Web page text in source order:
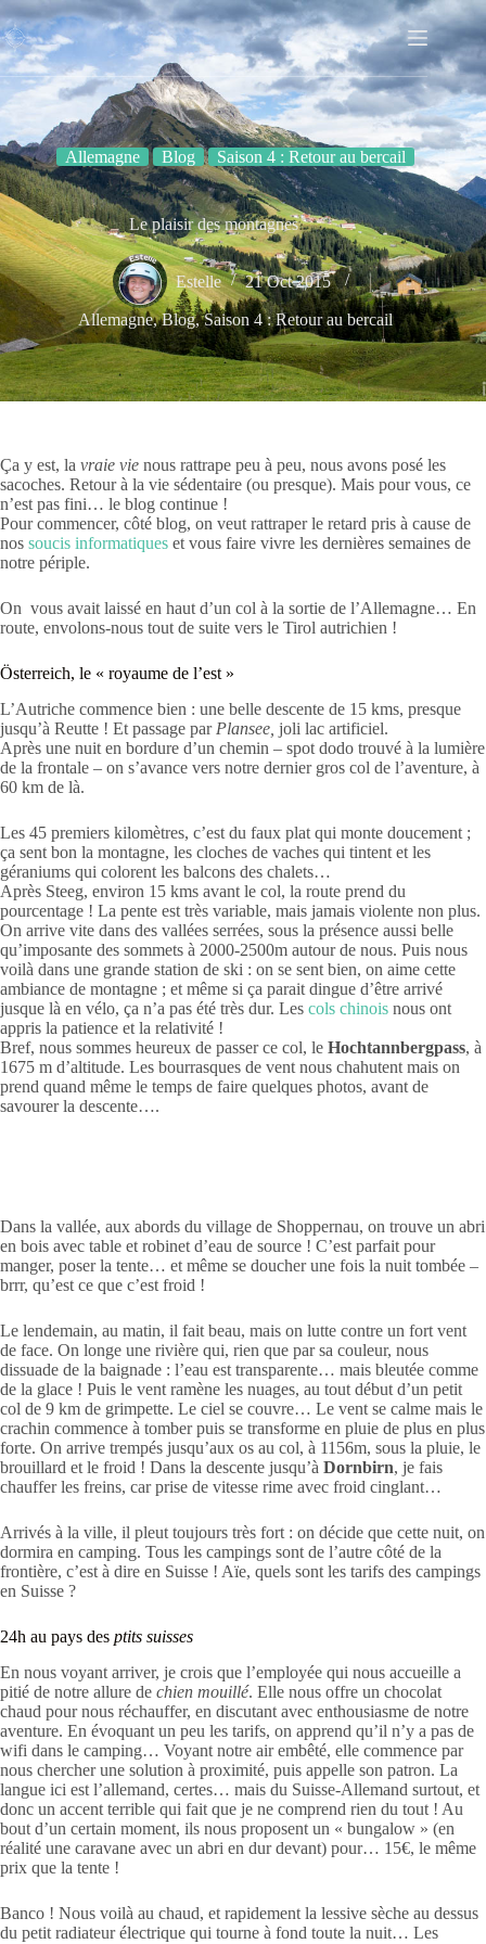
Passer
au
contenu
Allemagne Blog Saison 4 : Retour au bercail
Le plaisir des montagnes
Estelle 21 Oct 2015
Allemagne,Blog,Saison 4 : Retour au bercail
Ça y est, la vraie vie nous rattrape peu à peu, nous avons posé les
sacoches. Retour à la vie sédentaire (ou presque). Mais pour vous, ce
n’est pas fini… le blog continue !
Pour commencer, côté blog, on veut rattraper le retard pris à cause de
nos soucis informatiques et vous faire vivre les dernières semaines de
notre périple.
On vous avait laissé en haut d’un col à la sortie de l’Allemagne… En
route, envolons-nous tout de suite vers le Tirol autrichien !
Österreich, le « royaume de l’est »
L’Autriche commence bien : une belle descente de 15 kms, presque
jusqu’à Reutte ! Et passage par Plansee, joli lac artificiel.
Après une nuit en bordure d’un chemin – spot dodo trouvé à la lumière
de la frontale – on s’avance vers notre dernier gros col de l’aventure, à
60 km de là.
Les 45 premiers kilomètres, c’est du faux plat qui monte doucement ;
ça sent bon la montagne, les cloches de vaches qui tintent et les
géraniums qui colorent les balcons des chalets…
Après Steeg, environ 15 kms avant le col, la route prend du
pourcentage ! La pente est très variable, mais jamais violente non plus.
On arrive vite dans des vallées serrées, sous la présence aussi belle
qu’imposante des sommets à 2000-2500m autour de nous. Puis nous
voilà dans une grande station de ski : on se sent bien, on aime cette
ambiance de montagne ; et même si ça parait dingue d’être arrivé
jusque là en vélo, ça n’a pas été très dur. Les cols chinois nous ont
appris la patience et la relativité !
Bref, nous sommes heureux de passer ce col, le Hochtannbergpass, à
1675 m d’altitude. Les bourrasques de vent nous chahutent mais on
prend quand même le temps de faire quelques photos, avant de
savourer la descente….
Dans la vallée, aux abords du village de Shoppernau, on trouve un abri
en bois avec table et robinet d’eau de source ! C’est parfait pour
manger, poser la tente… et même se doucher une fois la nuit tombée –
brrr, qu’est ce que c’est froid !
Le lendemain, au matin, il fait beau, mais on lutte contre un fort vent
de face. On longe une rivière qui, rien que par sa couleur, nous
dissuade de la baignade : l’eau est transparente… mais bleutée comme
de la glace ! Puis le vent ramène les nuages, au tout début d’un petit
col de 9 km de grimpette. Le ciel se couvre… Le vent se calme mais le
crachin commence à tomber puis se transforme en pluie de plus en plus
forte. On arrive trempés jusqu’aux os au col, à 1156m, sous la pluie, le
brouillard et le froid ! Dans la descente jusqu’à Dornbirn, je fais
chauffer les freins, car prise de vitesse rime avec froid cinglant…
Arrivés à la ville, il pleut toujours très fort : on décide que cette nuit, on
dormira en camping. Tous les campings sont de l’autre côté de la
frontière, c’est à dire en Suisse ! Aïe, quels sont les tarifs des campings
en Suisse ?
24h au pays des ptits suisses
En nous voyant arriver, je crois que l’employée qui nous accueille a
pitié de notre allure de chien mouillé. Elle nous offre un chocolat
chaud pour nous réchauffer, en discutant avec enthousiasme de notre
aventure. En évoquant un peu les tarifs, on apprend qu’il n’y a pas de
wifi dans le camping… Voyant notre air embêté, elle commence par
nous chercher une solution à proximité, puis appelle son patron. La
langue ici est l’allemand, certes… mais du Suisse-Allemand surtout, et
donc un accent terrible qui fait que je ne comprend rien du tout ! Au
bout d’un certain moment, ils nous proposent un « bungalow » (en
réalité une caravane avec un abri en dur devant) pour… 15€, le même
prix que la tente !
Banco ! Nous voilà au chaud, et rapidement la lessive sèche au dessus
du petit radiateur électrique qui tourne à fond toute la nuit… Les